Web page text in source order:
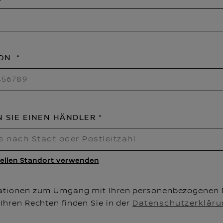
SIE EINEN HÄNDLER
Standort verwenden
zum Umgang mit Ihren personenbezogenen
Rechten finden Sie in der